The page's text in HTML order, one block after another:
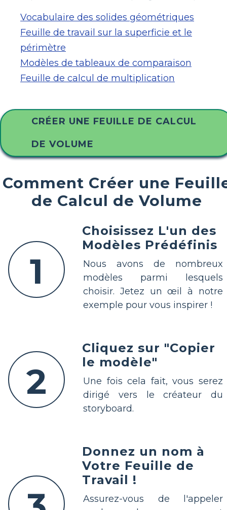
Vocabulaire des solides géométriques
Feuille de travail sur la superficie et le
périmètre
Modèles de tableaux de comparaison
Feuille de calcul de multiplication
CRÉER UNE FEUILLE DE CALCUL
DE VOLUME
Comment Créer une
de Calcul de Volume
1
Choisissez L'un des
Modèles Prédéfinis
Nous avons de nombreux
modèles parmi lesquels
choisir. Jetez un œil à notre
exemple pour vous inspirer !
2
Cliquez sur "Copier
le modèle"
Une fois cela fait, vous serez
dirigé vers le créateur du
storyboard.
Donnez un nom à
Votre Feuille de
Travail !
Assurez-vous de l'appeler